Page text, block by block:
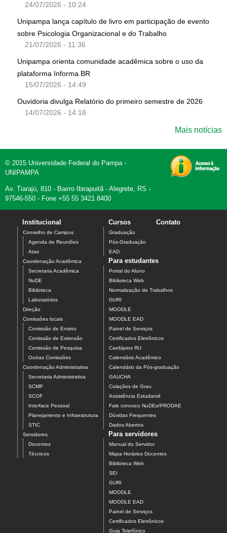
24/07/2026 - 10:24
Unipampa lança capítulo de livro em participação de evento
sobre Psicologia Organizacional e do Trabalho
21/07/2026 - 11:36
Unipampa orienta comunidade acadêmica sobre o uso da
plataforma Informa.BR
15/07/2026 - 14:49
Ouvidoria divulga Relatório do primeiro semestre de 2026
14/07/2026 - 14:18
Mais notícias
© 2015 Universidade Federal do Pampa -
UNIPAMPA
Av. Tiarajú, 810 - Bairro Ibirapuitã - Alegrete, RS -
97546-550 - Fone +55 55 3421 8400
Institucional
Conselho de Campus
Agenda de Reuniões
Atas
Coordenação Acadêmica
Secretaria Acadêmica
NuDE
Biblioteca
Laboratórios
Direção
Comissões locais
Comissão de Ensino
Comissão de Extensão
Comissão de Pesquisa
Outras Comissões
Coordenação Administrativa
Secretaria Administrativa
SCMP
SCOF
Interface Pessoal
Planejamento e Infraestrutura
STIC
Servidores
Docentes
Técnicos
Cursos
Graduação
Pós-Graduação
EAD
Contato
Para estudantes
Portal do Aluno
Biblioteca Web
Normalização de Trabalhos
GURI
MOODLE
MOODLE EAD
Painel de Serviços
Certificados Eletrônicos
Cardápios RU
Calendário Acadêmico
Calendário da Pós-graduação
GAUCHA
Colações de Grau
Assistência Estudantil
Fale conosco NuDEs/PRODAE
Dúvidas Frequentes
Dados Abertos
Para servidores
Manual do Servidor
Mapa Horários Docentes
Biblioteca Web
SEI
GURI
MOODLE
MOODLE EAD
Painel de Serviços
Certificados Eletrônicos
Guia Telefônico